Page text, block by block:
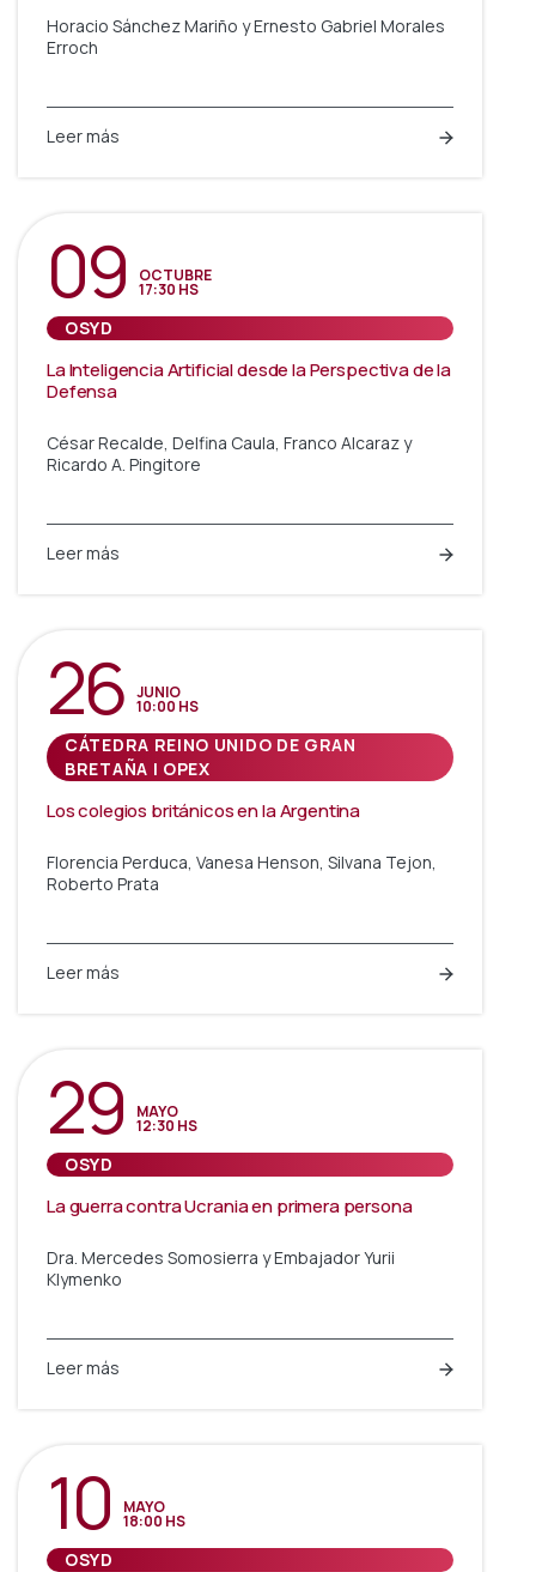
Horacio Sánchez Mariño y Ernesto Gabriel Morales
Erroch
Leer más
09 OCTUBRE
17:30 HS
OSYD
La Inteligencia Artificial desde la Perspectiva de la
Defensa
César Recalde, Delfina Caula, Franco Alcaraz y
Ricardo A. Pingitore
Leer más
26 JUNIO
10:00 HS
CÁTEDRA REINO UNIDO DE GRAN
BRETAÑA | OPEX
Los colegios británicos en la Argentina
Florencia Perduca, Vanesa Henson, Silvana Tejon,
Roberto Prata
Leer más
29 MAYO
12:30 HS
OSYD
La guerra contra Ucrania en primera persona
Dra. Mercedes Somosierra y Embajador Yurii
Klymenko
Leer más
10 MAYO
18:00 HS
OSYD